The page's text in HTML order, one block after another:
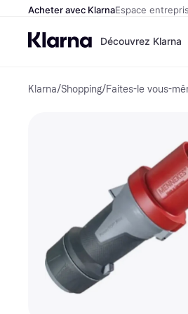
Acheter avec KlarnaEspace
Découvrez Klarna
Klarna/Shopping/Faites-le vous-